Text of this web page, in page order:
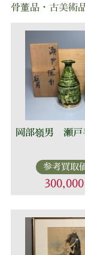
骨董品・古美術
岡部嶺男 瀬
参考買取